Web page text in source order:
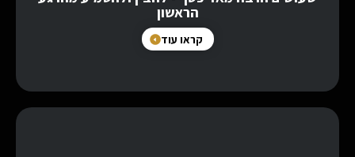
הראשון
קראו עוד